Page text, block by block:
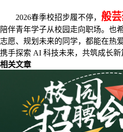
2026春季校招步履不停， 般
陪伴青年学子从校园走向职场。也
志愿、规划未来的同学，都能在热
携手探索 AI 科技未来，共筑成长新
相关文章